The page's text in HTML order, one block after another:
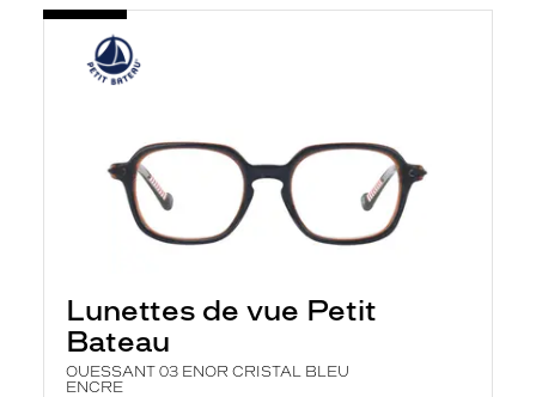
Lunettes de vue Petit
Bateau
OUESSANT 03 ENOR CRISTAL BLEU
ENCRE